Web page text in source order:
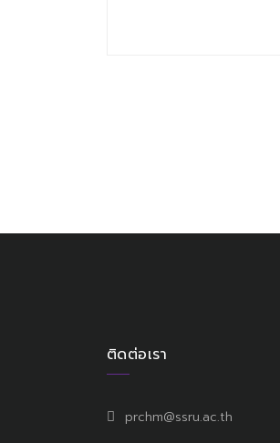
ติดต่อเรา
prchm@ssru.ac.th